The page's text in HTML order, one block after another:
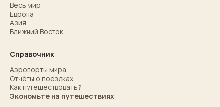
Весь мир
Европа
Азия
Ближний Восток
Справочник
Аэропорты мира
Отчёты о поездках
Как путешествовать?
Экономьте на путешествиях